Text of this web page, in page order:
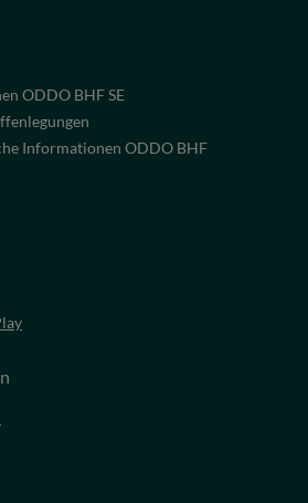
ODDO BHF SE
Informationen ODDO BHF